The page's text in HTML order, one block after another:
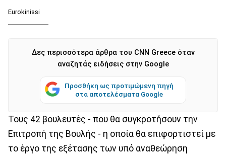
Eurokinissi
Δες περισσότερα άρθρα του CNN Greece όταν
αναζητάς ειδήσεις στην Google
Προσθήκη ως προτιμώμενη πηγή
στα αποτελέσματα Google
Τους 42 βουλευτές - που θα συγκροτήσουν την
Επιτροπή της Βουλής - η οποία θα επιφορτιστεί με
το έργο της εξέτασης των υπό αναθεώρηση